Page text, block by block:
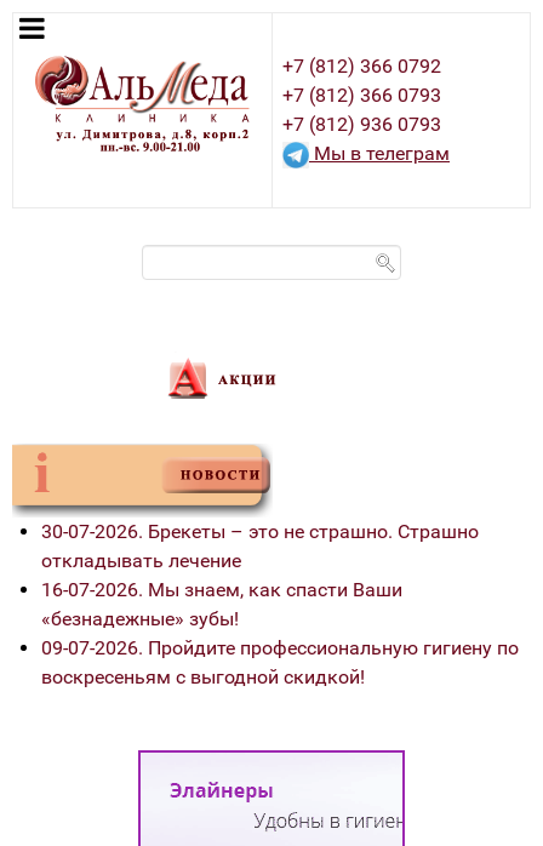
+7 (812) 366 0792
+7 (812) 366 0793
+7 (812) 936 0793
Мы в телеграм
30-07-2026. Брекеты – это не страшно. Страшно
откладывать лечение
16-07-2026. Мы знаем, как спасти Ваши
«безнадежные» зубы!
09-07-2026. Пройдите профессиональную гигиену по
воскресеньям с выгодной скидкой!